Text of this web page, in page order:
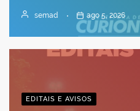
semad ago 5, 2026
EDITAIS E AVISOS